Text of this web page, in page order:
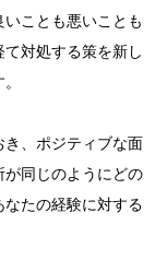
ことも悪いことも
対処する策を新し
き、ポジティブな面
が同じのようにどの
たの経験に対する